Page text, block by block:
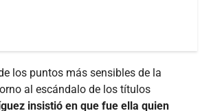
los puntos más sensibles de la
al escándalo de los títulos
insistió en que fue ella quien